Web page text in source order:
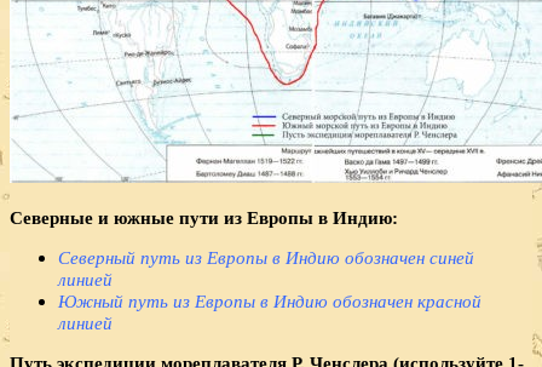
Северные и южные пути из Европы в Индию:
Северный путь из Европы в Индию обозначен синей
линией
Южный путь из Европы в Индию обозначен красной
линией
Путь экспедиции мореплавателя Р. Ченслера (используйте 1-